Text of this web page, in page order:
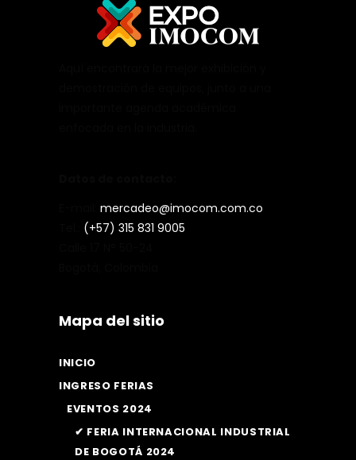
mercadeo@imocom.com.co
(+57) 315 831 9005
Mapa del sitio
INICIO
INGRESO FERIAS
EVENTOS 2024
✔ FERIA INTERNACIONAL INDUSTRIAL
DE BOGOTÁ 2024